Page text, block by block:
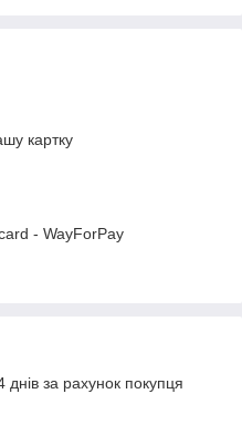
картку
- WayForPay
за рахунок покупця